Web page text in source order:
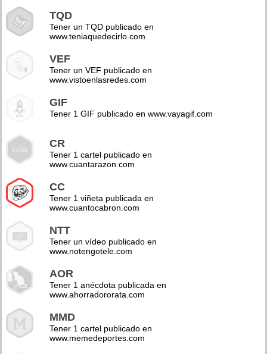
TQD
Tener un TQD publicado en
www.teniaquedecirlo.com
VEF
Tener un VEF publicado en
www.vistoenlasredes.com
GIF
Tener 1 GIF publicado en www.vayagif.com
CR
Tener 1 cartel publicado en
www.cuantarazon.com
CC
Tener 1 viñeta publicada en
www.cuantocabron.com
NTT
Tener un vídeo publicado en
www.notengotele.com
AOR
Tener 1 anécdota publicada en
www.ahorradororata.com
MMD
Tener 1 cartel publicado en
www.memedeportes.com